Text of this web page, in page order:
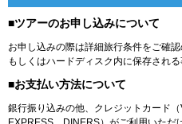
■ツアーのお申し込みについて
お申し込みの際は詳細旅行条件をご確
もしくはハードディスク内に保存される
■お支払い方法について
銀行振り込みの他、クレジットカード